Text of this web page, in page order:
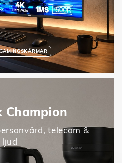
Champion
telecom &
ljud